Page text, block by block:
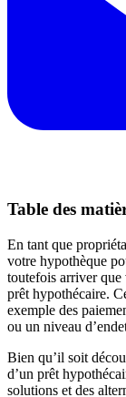
Table des
En tant que
votre hypothèque
toutefois arriver que
prêt hypothécaire.
exemple des
ou un niveau
Bien qu’il soit
d’un prêt
solutions et des